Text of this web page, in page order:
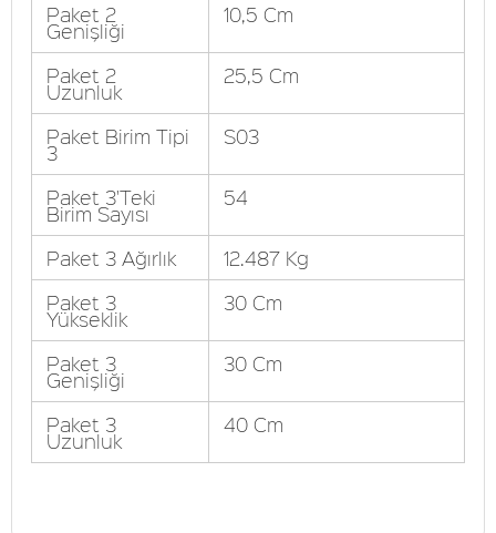
Paket 2
Genişliği
10,5 Cm
Paket 2
Uzunluk
25,5 Cm
Paket Birim Tipi
3
S03
Paket 3'Teki
Birim Sayısı
54
Paket 3 Ağırlık
12.487 Kg
Paket 3
Yükseklik
30 Cm
Paket 3
Genişliği
30 Cm
Paket 3
Uzunluk
40 Cm